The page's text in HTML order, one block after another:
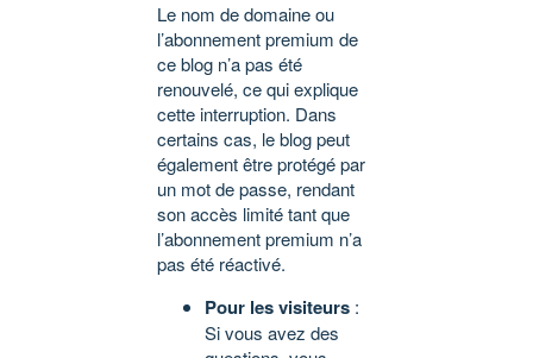
Le nom de domaine ou
l’abonnement premium de
ce blog n’a pas été
renouvelé, ce qui explique
cette interruption. Dans
certains cas, le blog peut
également être protégé par
un mot de passe, rendant
son accès limité tant que
l’abonnement premium n’a
pas été réactivé.
Pour les visiteurs :
Si vous avez des